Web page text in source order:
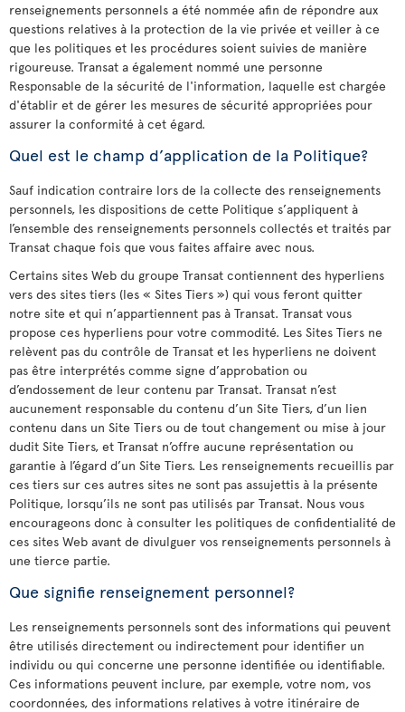
renseignements personnels a été nommée afin de répondre aux
questions relatives à la protection de la vie privée et veiller à ce
que les politiques et les procédures soient suivies de manière
rigoureuse. Transat a également nommé une personne
Responsable de la sécurité de l'information, laquelle est chargée
d'établir et de gérer les mesures de sécurité appropriées pour
assurer la conformité à cet égard.
Quel est le champ d’application de la Politique?
Sauf indication contraire lors de la collecte des renseignements
personnels, les dispositions de cette Politique s’appliquent à
l’ensemble des renseignements personnels collectés et traités par
Transat chaque fois que vous faites affaire avec nous.
Certains sites Web du groupe Transat contiennent des hyperliens
vers des sites tiers (les « Sites Tiers ») qui vous feront quitter
notre site et qui n’appartiennent pas à Transat. Transat vous
propose ces hyperliens pour votre commodité. Les Sites Tiers ne
relèvent pas du contrôle de Transat et les hyperliens ne doivent
pas être interprétés comme signe d’approbation ou
d’endossement de leur contenu par Transat. Transat n’est
aucunement responsable du contenu d’un Site Tiers, d’un lien
contenu dans un Site Tiers ou de tout changement ou mise à jour
dudit Site Tiers, et Transat n’offre aucune représentation ou
garantie à l’égard d’un Site Tiers. Les renseignements recueillis par
ces tiers sur ces autres sites ne sont pas assujettis à la présente
Politique, lorsqu’ils ne sont pas utilisés par Transat. Nous vous
encourageons donc à consulter les politiques de confidentialité de
ces sites Web avant de divulguer vos renseignements personnels à
une tierce partie.
Que signifie renseignement personnel?
Les renseignements personnels sont des informations qui peuvent
être utilisés directement ou indirectement pour identifier un
individu ou qui concerne une personne identifiée ou identifiable.
Ces informations peuvent inclure, par exemple, votre nom, vos
coordonnées, des informations relatives à votre itinéraire de